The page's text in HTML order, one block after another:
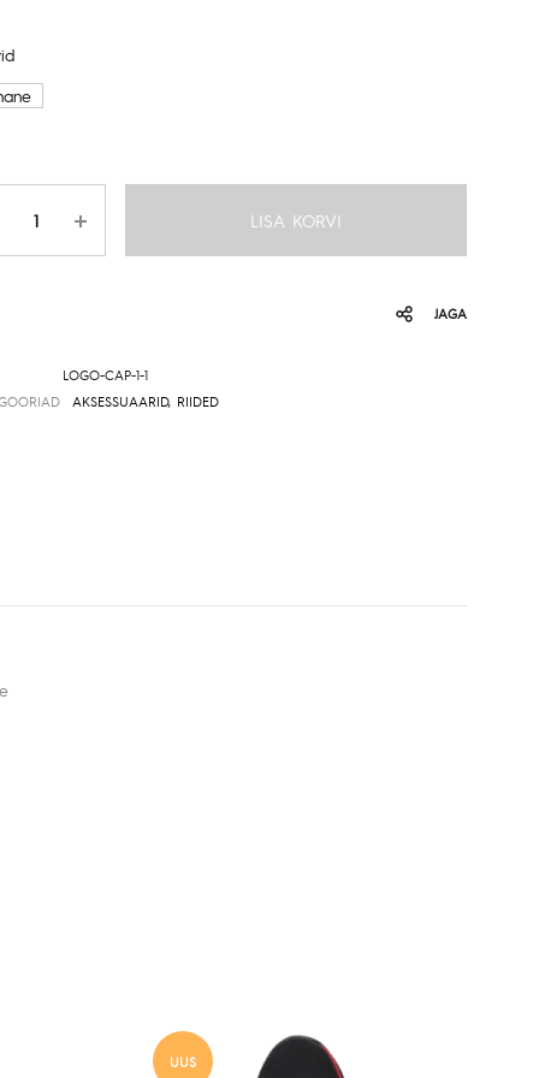
LISA KORVI
JAGA
LOGO-CAP-1-1
AKSESSUAARID, RIIDED
UUS